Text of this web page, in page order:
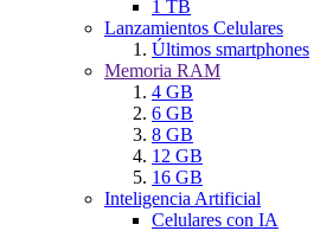
1 TB
Lanzamientos Celulares
Últimos smartphones
Memoria RAM
4 GB
6 GB
8 GB
12 GB
16 GB
Inteligencia Artificial
Celulares con IA